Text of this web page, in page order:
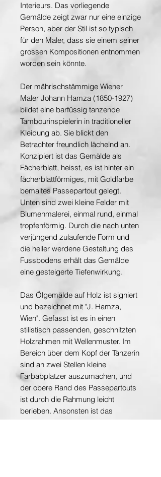
Interieurs. Das vorliegende
Gemälde zeigt zwar nur eine einzige
Person, aber der Stil ist so typisch
für den Maler, dass sie einem seiner
grossen Kompositionen entnommen
worden sein könnte.
Der mährischstämmige Wiener
Maler Johann Hamza (1850-1927)
bildet eine barfüssig tanzende
Tambourinspielerin in traditioneller
Kleidung ab. Sie blickt den
Betrachter freundlich lächelnd an.
Konzipiert ist das Gemälde als
Fächerblatt, heisst, es ist hinter ein
fächerblattförmiges, mit Goldfarbe
bemaltes Passepartout gelegt.
Unten sind zwei kleine Felder mit
Blumenmalerei, einmal rund, einmal
tropfenförmig. Durch die nach unten
verjüngend zulaufende Form und
die heller werdene Gestaltung des
Fussbodens erhält das Gemälde
eine gesteigerte Tiefenwirkung.
Das Ölgemälde auf Holz ist signiert
und bezeichnet mit "J. Hamza,
Wien". Gefasst ist es in einen
stilistisch passenden, geschnitzten
Holzrahmen mit Wellenmuster. Im
Bereich über dem Kopf der Tänzerin
sind an zwei Stellen kleine
Farbabplatzer auszumachen, und
der obere Rand des Passepartouts
ist durch die Rahmung leicht
berieben. Ansonsten ist das